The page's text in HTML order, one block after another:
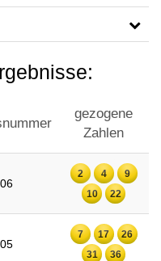
gezogene
Zahlen
2 4
9
10
22
7 17
26
31
36